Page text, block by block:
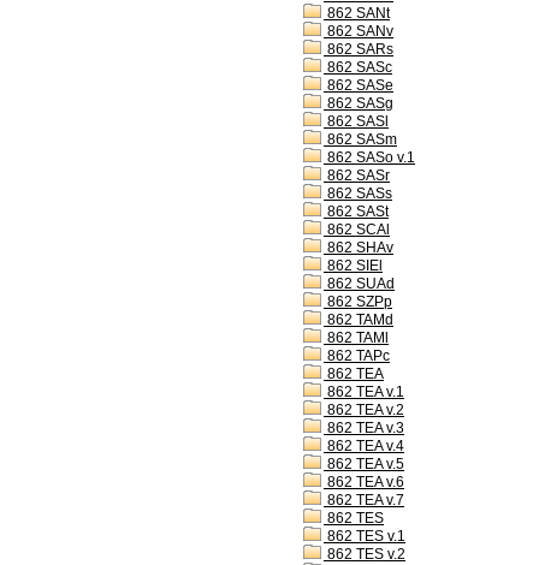
862 SANt
862 SANv
862 SARs
862 SASc
862 SASe
862 SASg
862 SASl
862 SASm
862 SASo v.1
862 SASr
862 SASs
862 SASt
862 SCAl
862 SHAv
862 SIEl
862 SUAd
862 SZPp
862 TAMd
862 TAMl
862 TAPc
862 TEA
862 TEA v.1
862 TEA v.2
862 TEA v.3
862 TEA v.4
862 TEA v.5
862 TEA v.6
862 TEA v.7
862 TES
862 TES v.1
862 TES v.2